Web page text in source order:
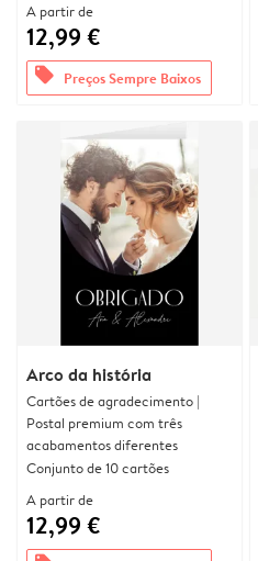
A partir de
12,99 €
offers Preços Sempre Baixos
Arco da história
Cartões de agradecimento |
Postal premium com três
acabamentos diferentes
Conjunto de 10 cartões
A partir de
12,99 €